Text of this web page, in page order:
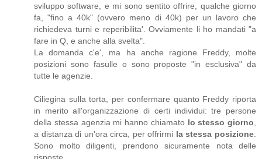
sviluppo software, e mi sono sentito offrire, qualche giorno
fa, "fino a 40k" (ovvero meno di 40k) per un lavoro che
richiedeva turni e reperibilita'. Ovviamente li ho mandati "a
fare in Q, e anche alla svelta".
La domanda c'e', ma ha anche ragione Freddy, molte
posizioni sono fasulle o sono proposte "in esclusiva" da
tutte le agenzie.
Ciliegina sulla torta, per confermare quanto Freddy riporta
in merito all'organizzazione di certi individui: tre persone
della stessa agenzia mi hanno chiamato lo stesso giorno
a distanza di un'ora circa, per offrirmi la stessa posizione
Sono molto diligenti, prendono sicuramente nota delle
risposte...